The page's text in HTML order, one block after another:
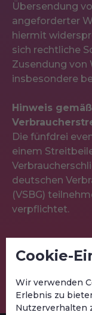
Cookie-
Wir verwenden
Erlebnis zu
Nutzerverhalten
Übersendung
angeforderter
hiermit
sich rechtliche
Zusendung von
insbesondere
Hinweis
Die fünfdrei
einem
deutschen
(VSBG)
verpflichtet.
© Copyright